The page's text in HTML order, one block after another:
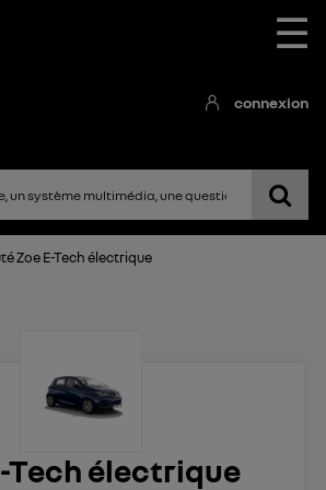
☰
connexion
Zoe E-Tech électrique
Tech électrique